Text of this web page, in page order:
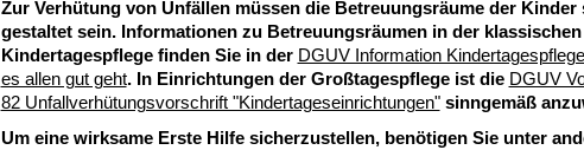
Zur Verhütung von Unfällen müssen die Betreuungsräume der Kinder
gestaltet sein. Informationen zu Betreuungsräumen in der klassischen
Kindertagespflege finden Sie in der DGUV Information
es allen gut geht. In Einrichtungen der Großtagespflege ist die DGUV
82 Unfallverhütungsvorschrift "Kindertageseinrichtungen"sinngemäß
Um eine wirksame Erste Hilfe sicherzustellen, benötigen Sie unter